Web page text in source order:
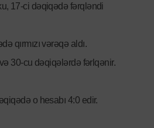
17-ci dəqiqədə fərqləndi
qırmızı vərəqə aldı.
30-cu dəqiqələrdə fərlqənir.
o hesabı 4:0 edir.